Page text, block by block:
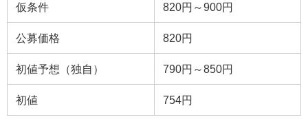
仮条件 820円～900円
公募価格 820円
初値予想（独自） 790円～850円
初値 754円